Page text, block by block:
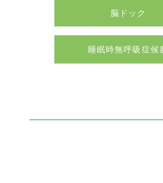
脳ドック
睡眠時無呼吸症候